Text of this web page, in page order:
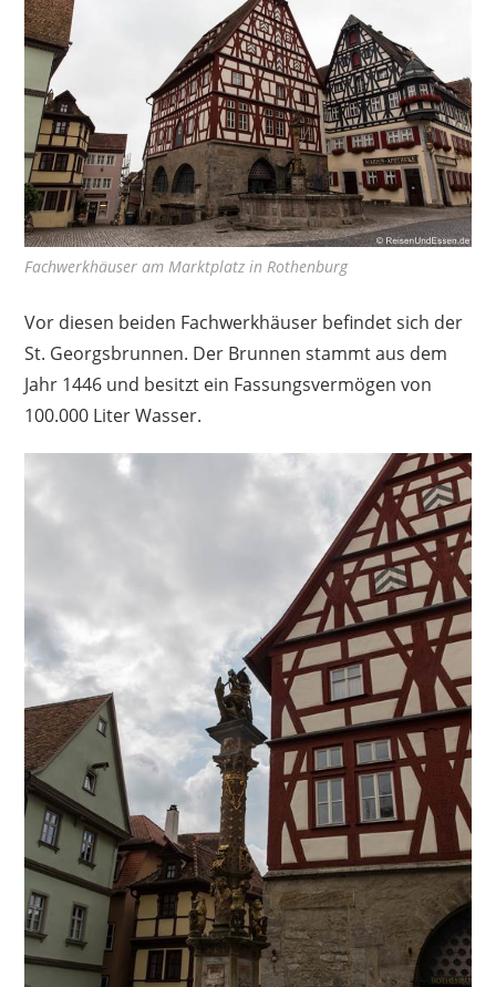
Fachwerkhäuser am Marktplatz in Rothenburg
Vor diesen beiden Fachwerkhäuser befindet sich der
St. Georgsbrunnen. Der Brunnen stammt aus dem
Jahr 1446 und besitzt ein Fassungsvermögen von
100.000 Liter Wasser.